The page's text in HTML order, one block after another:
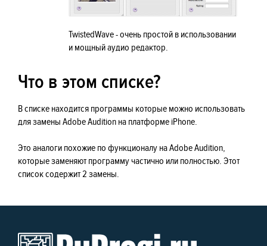
TwistedWave - очень простой в использовании
и мощный аудио редактор.
Что в этом списке?
В списке находится программы которые можно использовать
для замены Adobe Audition на платформе iPhone.
Это аналоги похожие по функционалу на Adobe Audition,
которые заменяют программу частично или полностью. Этот
список содержит 2 замены.